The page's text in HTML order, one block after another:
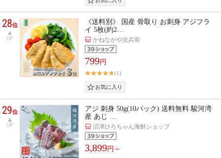
28位
UP
《送料別》 国産 骨取り お刺身 アジフラ
イ 5枚(約2…
かねなかや次兵衛
799円
(1)
29位
UP
アジ 刺身 50g(10パック) 送料無料 駿河湾
産 あじ …
沼津ひろちゃん海鮮ショップ
3,899円～